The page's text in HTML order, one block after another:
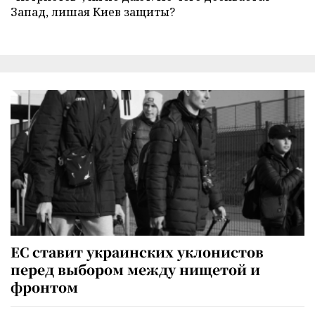
Запад, лишая Киев защиты?
ЕС ставит украинских уклонистов
перед выбором между нищетой и
фронтом